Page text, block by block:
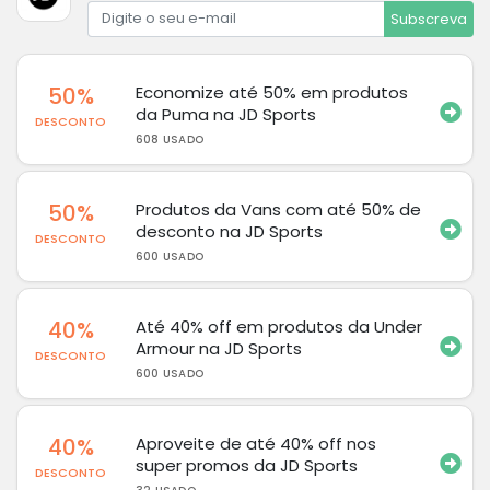
Subscreva
50%
DESCONTO
Economize até 50% em produtos
da Puma na JD Sports
608 USADO
50%
DESCONTO
Produtos da Vans com até 50% de
desconto na JD Sports
600 USADO
40%
DESCONTO
Até 40% off em produtos da Under
Armour na JD Sports
600 USADO
40%
DESCONTO
Aproveite de até 40% off nos
super promos da JD Sports